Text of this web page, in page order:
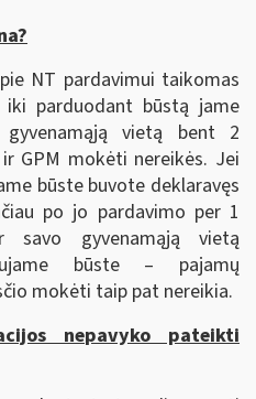
NT pardavimui taikomas
parduodant būstą jame
vietą bent 2
GPM mokėti nereikės. Jei
būste buvote deklaravęs
po jo pardavimo per 1
gyvenamąją vietą
būste – pajamų
mokėti taip pat nereikia.
nepavyko pateikti